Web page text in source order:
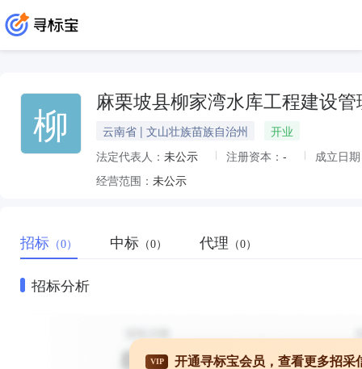
柳 麻栗坡县柳家湾水库工程建设管
云南省 | 文山壮族苗族自治州
开业
法定代表人： 未公示 注册资本： -
成立日
经营范围： 未公示
招标 （0） 中标 （0） 代理 （0）
招标分析
VIP 开通寻标宝会员，查看更多招采